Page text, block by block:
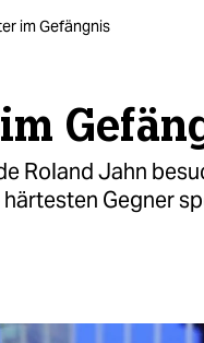
im Gefängnis
Roland Jahn
Gegner